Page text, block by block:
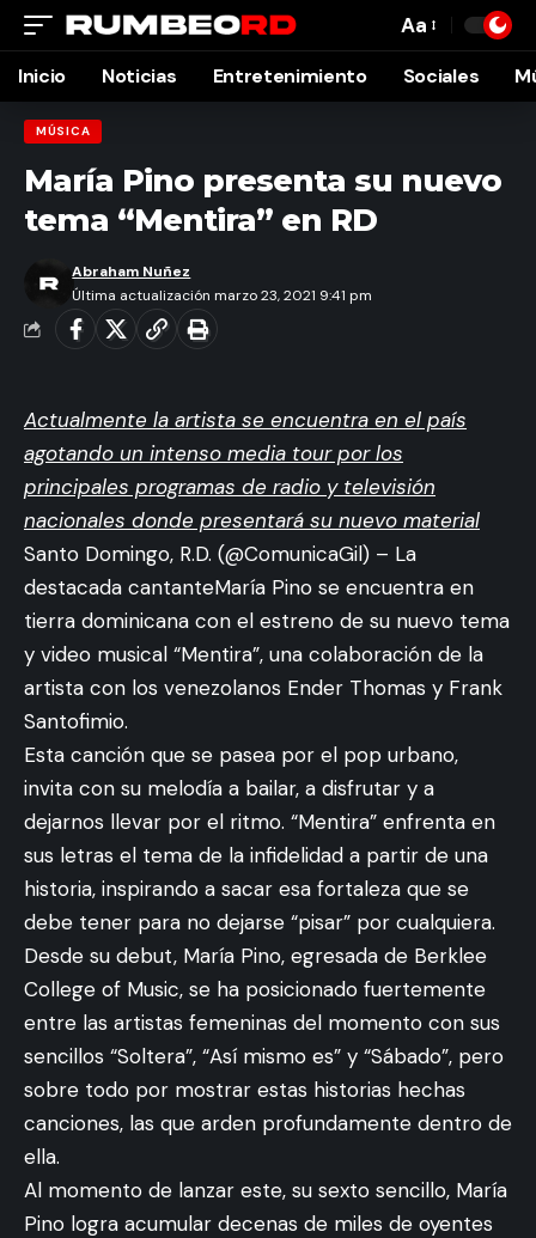
Font
Resizer
Aa
Inicio Noticias Entretenimiento Sociales
MÚSICA
María Pino presenta su nuevo
tema “Mentira” en RD
Última actualización marzo 23, 2021 9:41 pm
Abraham Nuñez
Actualmente la artista se encuentra en el país
agotando un intenso media tour por los
principales programas de radio y televisión
nacionales donde presentará su nuevo material
Santo Domingo, R.D. (@ComunicaGil) – La
destacada cantanteMaría Pino se encuentra en
tierra dominicana con el estreno de su nuevo tema
y video musical “Mentira”, una colaboración de la
artista con los venezolanos Ender Thomas y Frank
Santofimio.
Esta canción que se pasea por el pop urbano,
invita con su melodía a bailar, a disfrutar y a
dejarnos llevar por el ritmo. “Mentira” enfrenta en
sus letras el tema de la infidelidad a partir de una
historia, inspirando a sacar esa fortaleza que se
debe tener para no dejarse “pisar” por cualquiera.
Desde su debut, María Pino, egresada de Berklee
College of Music, se ha posicionado fuertemente
entre las artistas femeninas del momento con sus
sencillos “Soltera”, “Así mismo es” y “Sábado”, pero
sobre todo por mostrar estas historias hechas
canciones, las que arden profundamente dentro de
ella.
Al momento de lanzar este, su sexto sencillo, María
Pino logra acumular decenas de miles de oyentes